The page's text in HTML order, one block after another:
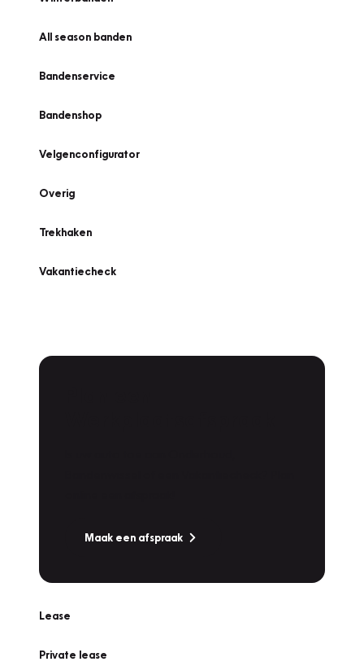
All season banden
Bandenservice
Bandenshop
Velgenconfigurator
Overig
Trekhaken
Vakantiecheck
Maak een afspraak
Lease
Private lease